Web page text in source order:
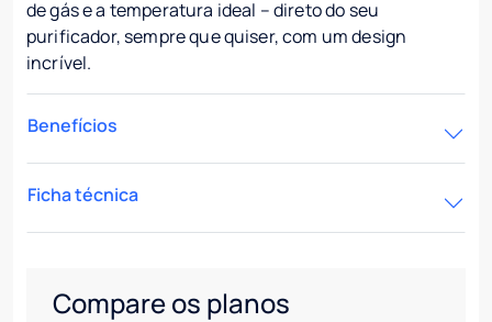
de gás e a temperatura ideal – direto do seu
purificador, sempre que quiser, com um design
incrível.
Benefícios
Ficha técnica
Compare os planos